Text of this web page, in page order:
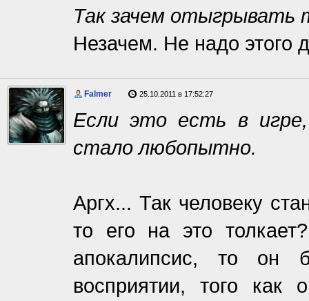
Так зачем отыгрывать
Незачем. Не надо этого
Falmer 25.10.2011 в 17:52:27
Если это есть в
стало любопытно.
Аргх... Так человеку
то его на это
апокалипсис, то он
восприятии, того